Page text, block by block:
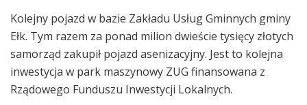
Kolejny pojazd w bazie Zakładu Usług Gminnych gminy
Ełk. Tym razem za ponad milion dwieście tysięcy złotych
samorząd zakupił pojazd asenizacyjny. Jest to kolejna
inwestycja w park maszynowy ZUG finansowana z
Rządowego Funduszu Inwestycji Lokalnych.